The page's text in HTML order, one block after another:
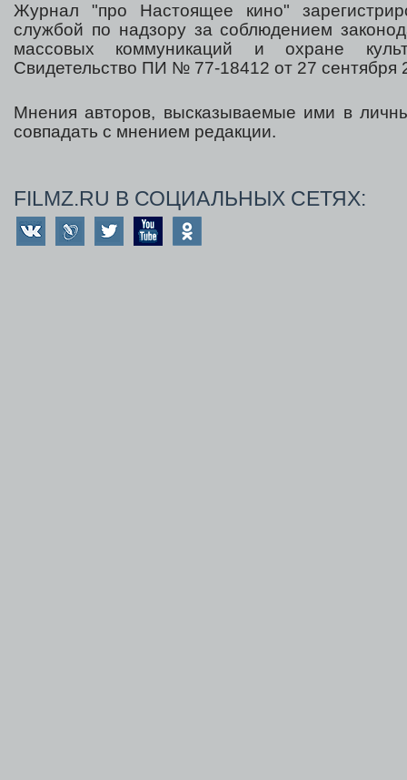
Журнал "про Настоящее кино"
службой по надзору за соблюдением
массовых коммуникаций и охране
Свидетельство ПИ № 77-18412 от 27 сентября
Мнения авторов, высказываемые ими в
совпадать с мнением редакции.
FILMZ.RU В СОЦИАЛЬНЫХ СЕТЯХ: